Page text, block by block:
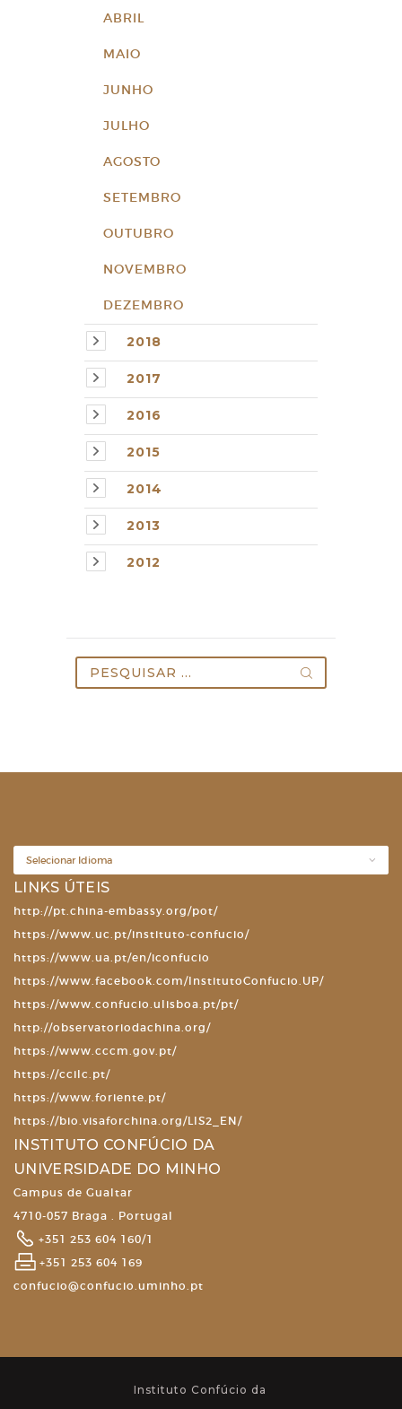
ABRIL
MAIO
JUNHO
JULHO
AGOSTO
SETEMBRO
OUTUBRO
NOVEMBRO
DEZEMBRO
2018
2017
2016
2015
2014
2013
2012
por:
LINKS ÚTEIS
http://pt.china-embassy.org/pot/
https://www.uc.pt/instituto-confucio/
https://www.ua.pt/en/iconfucio
https://www.facebook.com/InstitutoConfucio.UP/
https://www.confucio.ulisboa.pt/pt/
http://observatoriodachina.org/
https://www.cccm.gov.pt/
https://ccilc.pt/
https://www.foriente.pt/
https://bio.visaforchina.org/LIS2_EN/
INSTITUTO CONFÚCIO DA
UNIVERSIDADE DO MINHO
Campus de Gualtar
4710-057 Braga . Portugal
+351 253 604 160/1
+351 253 604 169
confucio@confucio.uminho.pt
Instituto Confúcio da